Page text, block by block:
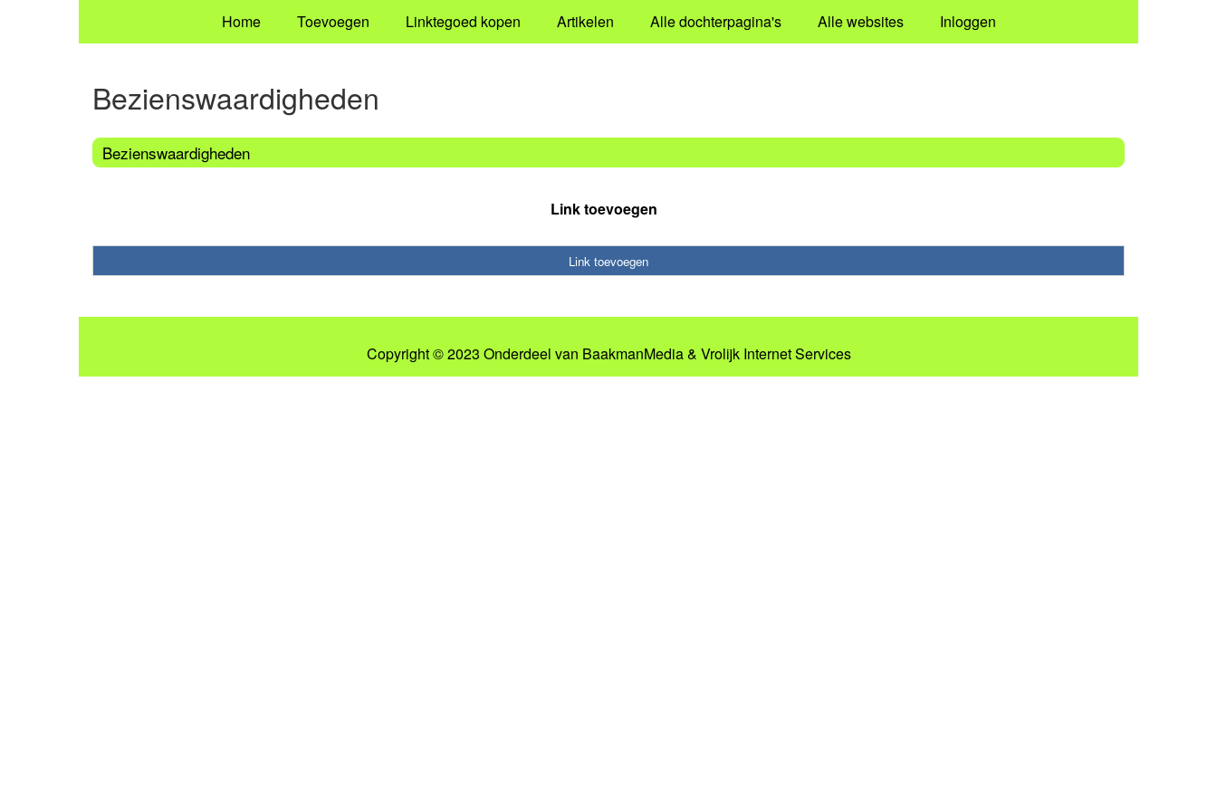
Home Toevoegen Linktegoed kopen Artikelen Alle dochterpagina's Alle websites Inloggen
Bezienswaardigheden
Bezienswaardigheden
Link toevoegen
Link toevoegen
Copyright © 2023 Onderdeel van BaakmanMedia& Vrolijk Internet Services